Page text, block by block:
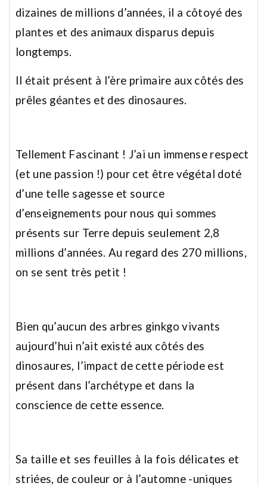
dizaines de millions d’années, il a côtoyé des
plantes et des animaux disparus depuis
longtemps.
Il était présent à l’ère primaire aux côtés des
prêles géantes et des dinosaures.
Tellement Fascinant ! J’ai un immense respect
(et une passion !) pour cet être végétal doté
d’une telle sagesse et source
d’enseignements pour nous qui sommes
présents sur Terre depuis seulement 2,8
millions d’années. Au regard des 270 millions,
on se sent très petit !
Bien qu’aucun des arbres ginkgo vivants
aujourd’hui n’ait existé aux côtés des
dinosaures, l’impact de cette période est
présent dans l’archétype et dans la
conscience de cette essence.
Sa taille et ses feuilles à la fois délicates et
striées, de couleur or à l’automne -uniques